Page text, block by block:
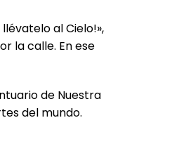
al Cielo!»,
la calle. En ese
de Nuestra
del mundo.